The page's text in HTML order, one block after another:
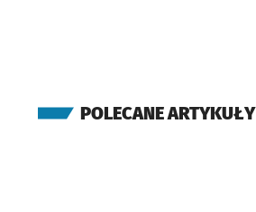
POLECANE ARTYKUŁY